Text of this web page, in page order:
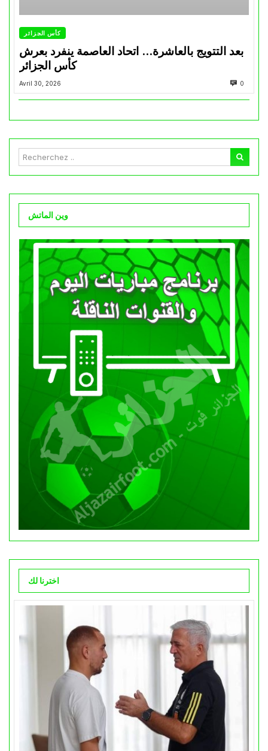
كأس الجزائر
بعد التتويج بالعاشرة… اتحاد العاصمة ينفرد بعرش
كأس الجزائر
Avril 30, 2026 0
وين الماتش
اخترنا لك